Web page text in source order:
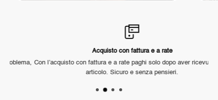
Acquisto con fattura e a rate
Con l’acquisto con fattura e a rate paghi solo dopo aver ricevuto il tuo
articolo. Sicuro e senza pensieri.